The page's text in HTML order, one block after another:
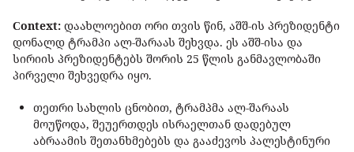
Сontext: დაახლოებით ორი თვის წინ, აშშ-ის პრეზიდენტი
დონალდ ტრამპი ალ-შარაას შეხვდა. ეს აშშ-ისა და
სირიის პრეზიდენტებს შორის 25 წლის განმავლობაში
პირველი შეხვედრა იყო.
თეთრი სახლის ცნობით, ტრამპმა ალ-შარაას
მოუწოდა, შეუერთდეს ისრაელთან დადებულ
აბრაამის შეთანხმებებს და გააძევოს პალესტინური